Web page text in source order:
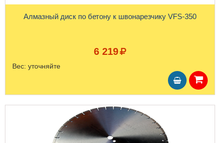
Алмазный диск по бетону к швонарезчику VFS-350
6 219
Вес: уточняйте